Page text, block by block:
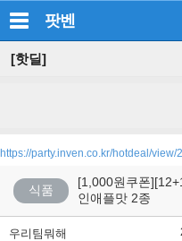
팟벤
[핫딜]
https://party.inven.co.kr/hotdeal/view/
식품
[1,000원쿠폰
인애플맛 2종
우리팀뭐해